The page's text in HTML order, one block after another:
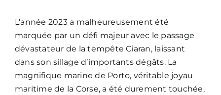
L’année 2023 a malheureusement été
marquée par un défi majeur avec le passage
dévastateur de la tempête Ciaran, laissant
dans son sillage d’importants dégâts. La
magnifique marine de Porto, véritable joyau
maritime de la Corse, a été durement touchée,